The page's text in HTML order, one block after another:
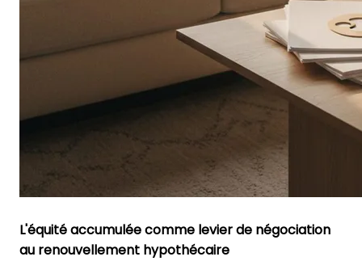
L'équité accumulée comme levier de négociation
au renouvellement hypothécaire